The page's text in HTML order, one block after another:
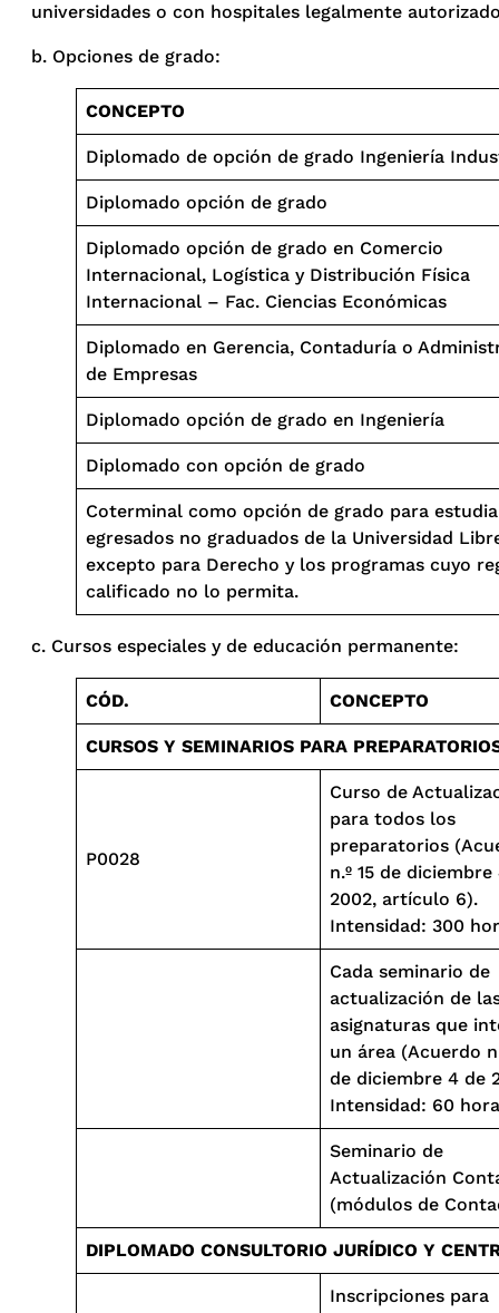
universidades o con hospitales legalmente
b. Opciones de grado:
CONCEPTO
Diplomado de opción de grado Ingeniería
Diplomado opción de grado
Diplomado opción de grado en Comercio
Internacional, Logística y Distribución Física
Internacional – Fac. Ciencias Económicas
Diplomado en Gerencia, Contaduría o
de Empresas
Diplomado opción de grado en Ingeniería
Diplomado con opción de grado
Coterminal como opción de grado para
egresados no graduados de la Universidad
excepto para Derecho y los programas cuyo
calificado no lo permita.
c. Cursos especiales y de educación permanente:
CÓD. CONCEPTO
CURSOS Y SEMINARIOS PARA
P0028
Curso de
para todos los
preparatorios
n.º 15 de diciembre
2002, artículo 6).
Intensidad: 300
Cada seminario de
actualización de
asignaturas que
un área (Acuerdo
de diciembre 4 de
Intensidad: 60
Seminario de
Actualización
(módulos de
DIPLOMADO CONSULTORIO JURÍDICO Y
Inscripciones para